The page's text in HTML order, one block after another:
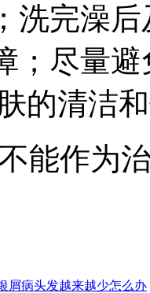
洗完澡
；尽量
的清洁
能作为
屑病头发越来越少怎么办